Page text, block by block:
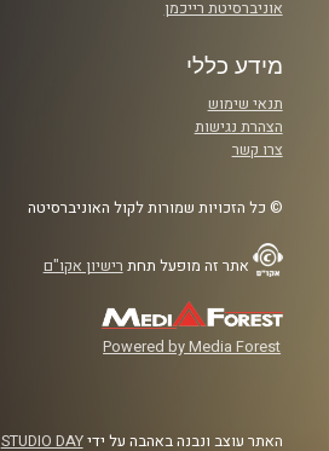
אוניברסיטת רייכמן
מידע כללי
תנאי שימוש
הצהרת נגישות
צרו קשר
© כל הזכויות שמורות לקול האוניברסיטה
אתר זה מופעל תחת רישיון אקו"ם
Powered by Media Forest
האתר עוצב ונבנה באהבה על ידיSTUDIO DAY